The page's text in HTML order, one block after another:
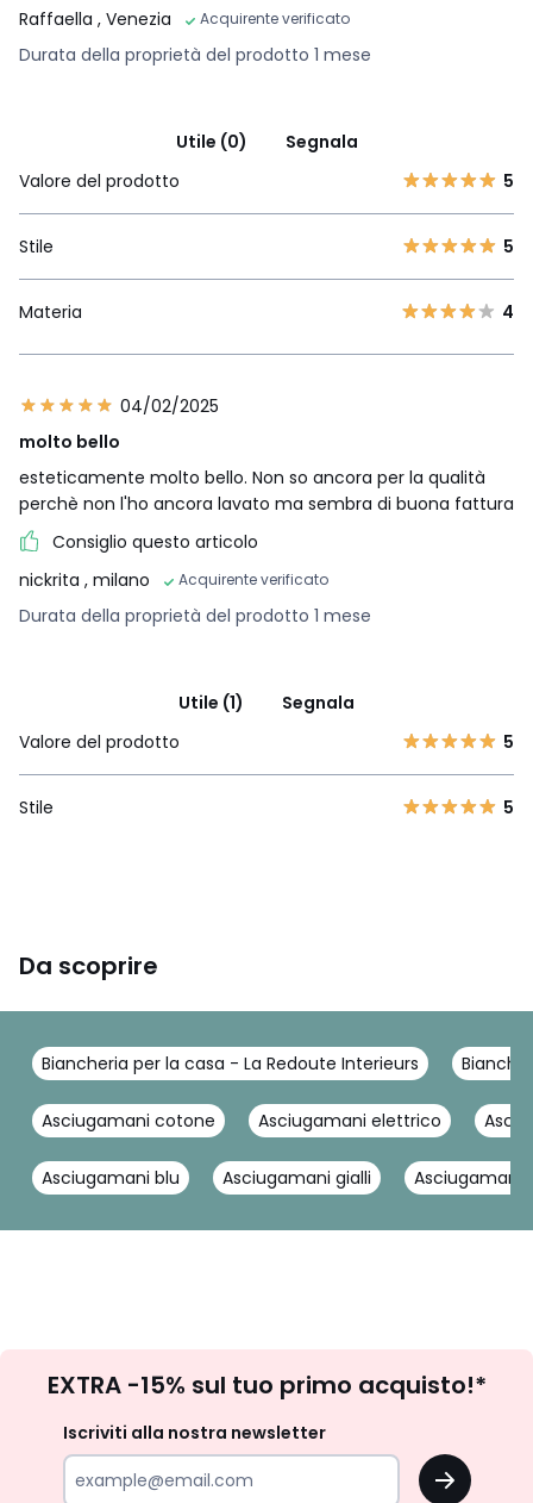
Raffaella , Venezia Acquirente verificato
Durata della proprietà del prodotto 1 mese
Utile (0)
Segnala
Valore del prodotto
5
Stile 5
Materia 4
04/02/2025
molto bello
esteticamente molto bello. Non so ancora per la qualità
perchè non l'ho ancora lavato ma sembra di buona fattura
Consiglio questo articolo
nickrita , milano Acquirente verificato
Durata della proprietà del prodotto 1 mese
Utile (1)
Segnala
Valore del prodotto
5
Stile 5
Da scoprire
Biancheria per la casa - La Redoute Interieurs
Asciugamani cotone Asciugamani elettrico
Asciugamani blu Asciugamani gialli Asciugamani
newsletter
EXTRA -15% sul tuo primo acquisto!*
Iscriviti alla nostra newsletter
OK